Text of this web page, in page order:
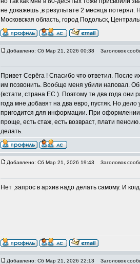
не докажешь ,в результате 2 месяца потерял.
Московская область, город Подольск,
Добавлено: Сб Мар 21, 2026 00:38 Заголовок
Привет Серёга ! Спасибо что ответил. После
им позвонить. Вообще меня убили наповал.
(кстати, страна ЕС ). Поэтому те два года они
года мне добавят на два евро, пустяк. Но
пригодится для информации. При
проще, есть стаж, есть возвраст, плати
делать.
Добавлено: Сб Мар 21, 2026 19:43 Заголовок
Нет ,запрос в архив надо делать самому. И
Добавлено: Сб Мар 21, 2026 22:13 Заголовок